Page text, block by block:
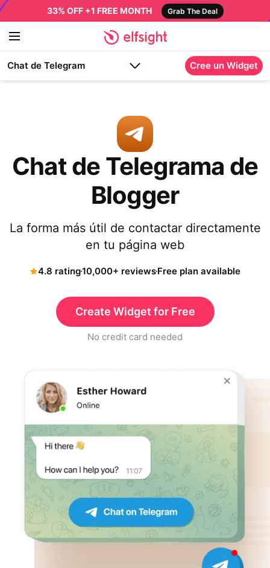
33% OFF +1 FREE MONTH Grab The Deal
Chat de Telegram Cree un Widget
Chat de Telegrama de
Blogger
La forma más útil de contactar directamente
en tu página web
4.8 rating10,000+ reviewsFree plan available
Create Widget for Free
No credit card needed